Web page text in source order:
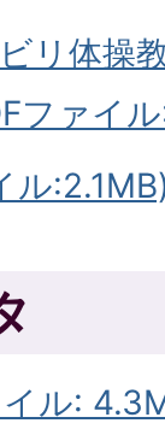
リ体操
ファイ
ル
ル: